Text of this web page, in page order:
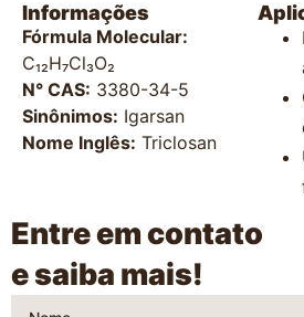
Informações
Fórmula Molecular:
C₁₂H₇Cl₃O₂
N° CAS: 3380-34-5
Sinônimos: Igarsan
Nome Inglês: Triclosan
Entre em contato
e saiba mais!